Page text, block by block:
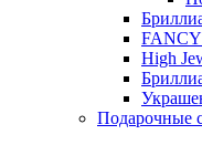
High
Подарочные